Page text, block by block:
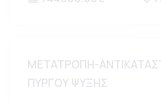
ΜΕΤΑΤΡΟΠΗ-
ΠΥΡΓΟΥ ΨΥΞΗΣ